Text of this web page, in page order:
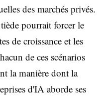
des marchés privés.
pourrait forcer le
de croissance et les
de ces scénarios
la manière dont la
d'IA aborde ses